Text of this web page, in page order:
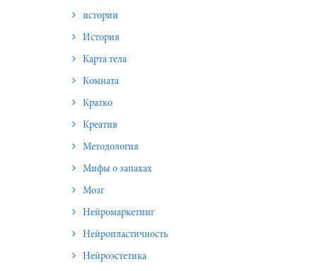
истории
История
Карта тела
Комната
Кратко
Креатив
Методология
Мифы о запахах
Мозг
Нейромаркетинг
Нейропластичность
Нейроэстетика